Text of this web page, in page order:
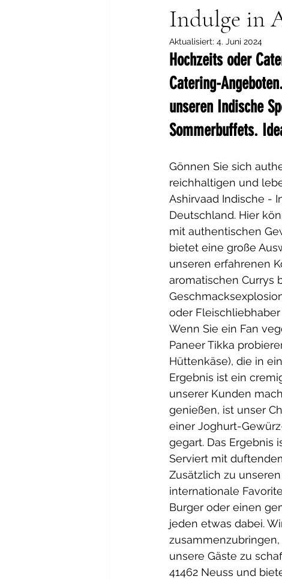
Indulge in
Aktualisiert: 4. Juni 2024
Hochzeits oder
Catering-
unseren Indische
Sommerbuffets.
Gönnen Sie sich
reichhaltigen und
Ashirvaad Indische -
Deutschland. Hier
mit authentischen
bietet eine große
unseren erfahrenen
aromatischen Currys
oder
Wenn Sie ein Fan
Paneer Tikka
Hüttenkäse), die in
Ergebnis ist ein
unserer Kunden
genießen, ist unser
einer Joghurt-
gegart. Das Ergebnis
Serviert mit
Zusätzlich zu
internationale
Burger oder einen
jeden etwas dabei.
unsere Gäste zu
41462 Neuss und